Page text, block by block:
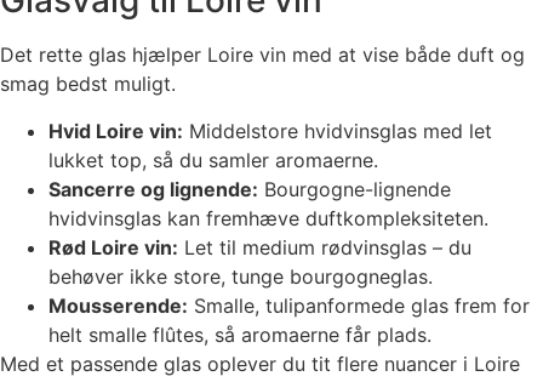
Det rette glas hjælper Loire vin med at vise både duft og
smag bedst muligt.
Hvid Loire vin: Middelstore hvidvinsglas med let
lukket top, så du samler aromaerne.
Sancerre og lignende: Bourgogne-lignende
hvidvinsglas kan fremhæve duftkompleksiteten.
Rød Loire vin: Let til medium rødvinsglas – du
behøver ikke store, tunge bourgogneglas.
Mousserende: Smalle, tulipanformede glas frem for
helt smalle flûtes, så aromaerne får plads.
Med et passende glas oplever du tit flere nuancer i Loire